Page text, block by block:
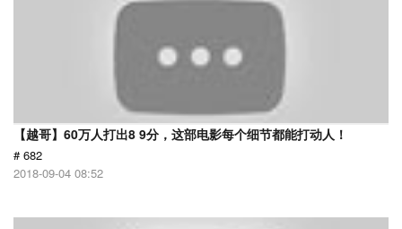
【越哥】60万人打出8 9分，这部电影每个细节都能打动人！
# 682
2018-09-04 08:52